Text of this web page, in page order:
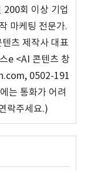
200회 이상 기업
마케팅 전문가.
츠 제작사 대표
e <AI 콘텐츠 창
0502-191
는 통화가 어려
락주세요.)